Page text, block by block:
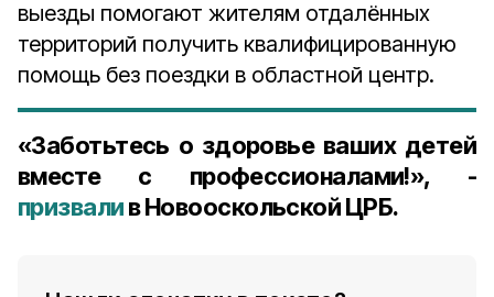
выезды помогают жителям отдалённых
территорий получить квалифицированную
помощь без поездки в областной центр.
«Заботьтесь о здоровье ваших детей
вместе с профессионалами!», -
призвалив Новооскольской ЦРБ.